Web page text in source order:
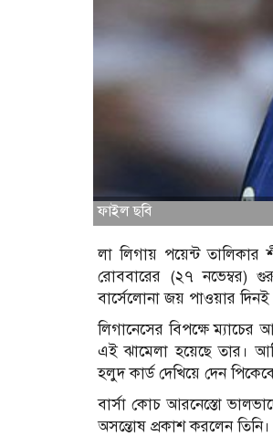
ফাইল ছবি
লা লিগায় পয়েন্ট তালিকার
রোববারের (২৭ নভেম্বর)
বার্সেলোনা জয় পাওয়ার
লিগানেসের বিপক্ষে ম্যাচের
এই ঝামেলা হয়েছে তার।
হলুদ কার্ড দেখিয়ে দেন
বার্সা কোচ আরনেস্তো
অসন্তোষ প্রকাশ করলেন তিনি।